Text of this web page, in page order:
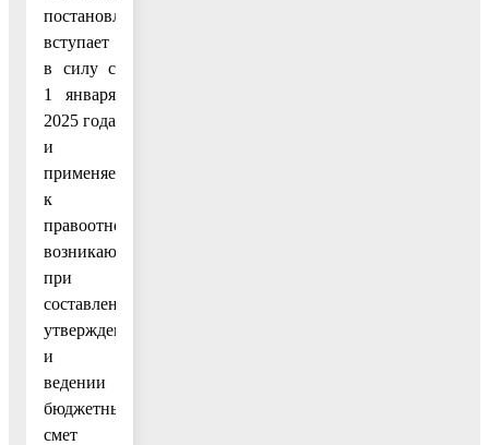
постановление
вступает
в силу с
1 января
2025 года
и
применяется
к
правоотношениям,
возникающим
при
составлении,
утверждении
и
ведении
бюджетных
смет